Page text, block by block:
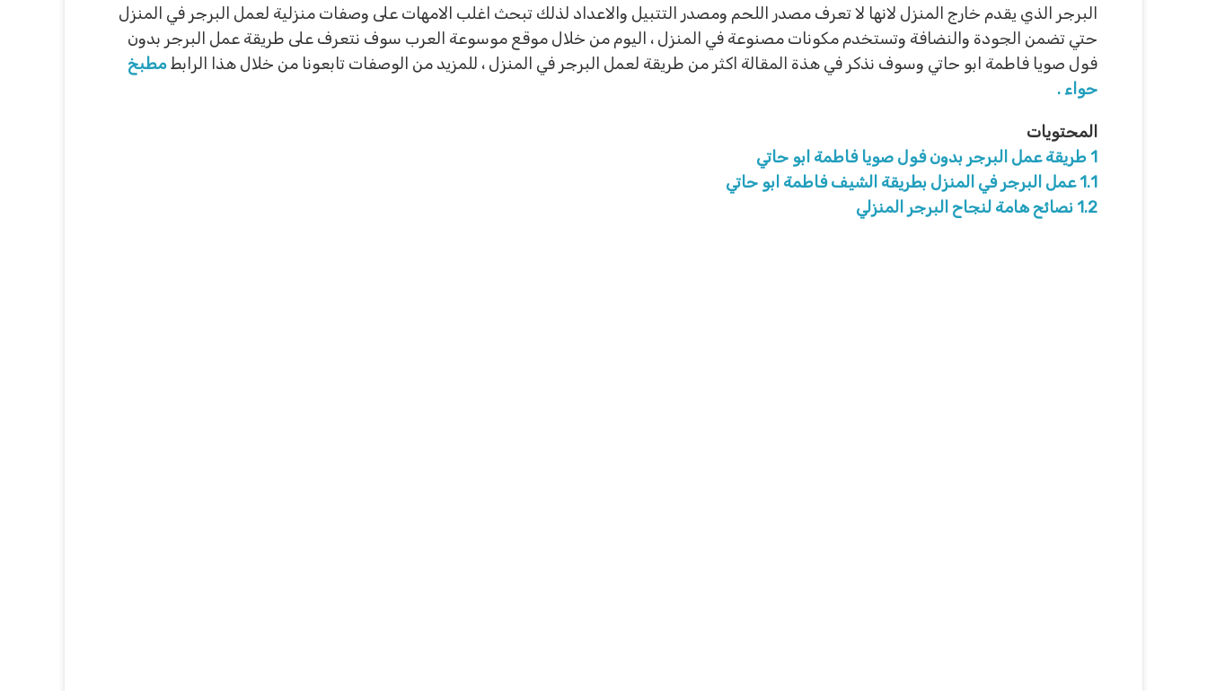
البرجر الذي يقدم خارج المنزل لانها لا تعرف مصدر اللحم ومصدر التتبيل والاعداد لذلك تبحث اغلب الامهات على وصفات منزلية لعمل البرجر في المنزل
حتي تضمن الجودة والنضافة وتستخدم مكونات مصنوعة في المنزل ، اليوم من خلال موقع موسوعة العرب سوف نتعرف على طريقة عمل البرجر بدون
فول صويا فاطمة ابو حاتي وسوف نذكر في هذة المقالة اكثر من طريقة لعمل البرجر في المنزل ، للمزيد من الوصفات تابعونا من خلال هذا الرابطمطبخ
حواء .
المحتويات
1 طريقة عمل البرجر بدون فول صويا فاطمة ابو حاتي
1.1 عمل البرجر في المنزل بطريقة الشيف فاطمة ابو حاتي
1.2 نصائح هامة لنجاح البرجر المنزلي